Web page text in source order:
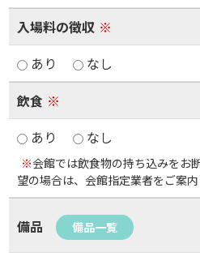
入場料の徴収 ※
あり
なし
飲食 ※
あり
なし
※会館では飲食物の持ち込みをお
望の場合は、会館指定業者をご案内
備品 備品一覧